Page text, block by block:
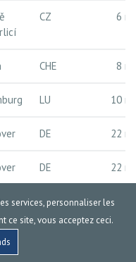
CZ 6 m
CHE 8 m
LU 10 m
DE 22 m
DE 22 m
DE
services, personnaliser les
ce site, vous acceptez ceci.